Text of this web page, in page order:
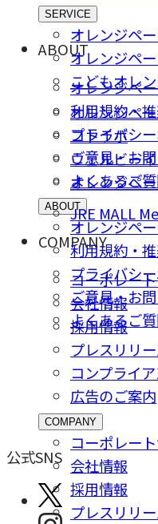
SERVICE
オレンジペ
オレンジペ
こどもオレ
オレンジペ
コトラボ
ウェルビー
オレンジペ
JRE MALL
ABOUT
オレンジペ
利用規約・
プライバシ
ご意⾒・お
よくあるご
ABOUT
オレンジペ
利用規約・
プライバシ
ご意⾒・お
よくあるご
COMPANY
コーポレー
会社情報
採⽤情報
プレスリリ
コンプライ
広告のご案内
COMPANY
コーポレー
会社情報
採⽤情報
プレスリリ
公式SNS